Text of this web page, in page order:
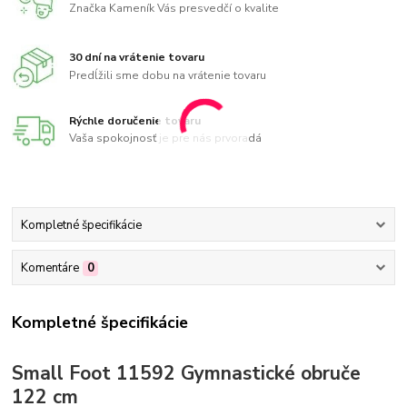
Značka Kameník Vás presvedčí o kvalite
30 dní na vrátenie tovaru
Predĺžili sme dobu na vrátenie tovaru
Rýchle doručenie tovaru
Vaša spokojnosť je pre nás prvoradá
Kompletné špecifikácie
Komentáre 0
Kompletné špecifikácie
Small Foot 11592 Gymnastické obruče
122 cm